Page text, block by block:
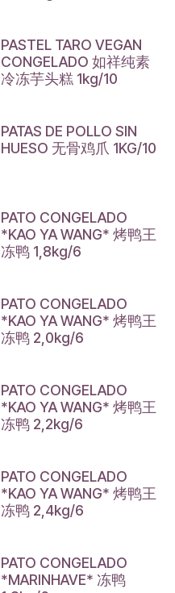
PASTEL TARO VEGAN
CONGELADO 如祥纯素
冷冻芋头糕 1kg/10
PATAS DE POLLO SIN
HUESO 无骨鸡爪 1KG/10
PATO CONGELADO
*KAO YA WANG* 烤鸭王
冻鸭 1,8kg/6
PATO CONGELADO
*KAO YA WANG* 烤鸭王
冻鸭 2,0kg/6
PATO CONGELADO
*KAO YA WANG* 烤鸭王
冻鸭 2,2kg/6
PATO CONGELADO
*KAO YA WANG* 烤鸭王
冻鸭 2,4kg/6
PATO CONGELADO
*MARINHAVE* 冻鸭